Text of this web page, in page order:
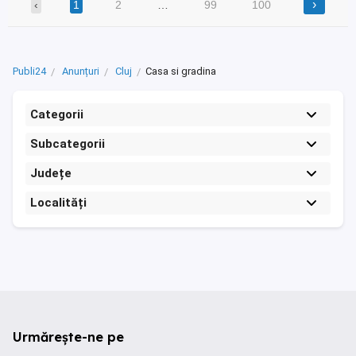
‹ 1 2 99 100 ›
Publi24 Anunțuri Cluj Casa si gradina
Categorii
Subcategorii
Județe
Localități
Urmărește-ne pe